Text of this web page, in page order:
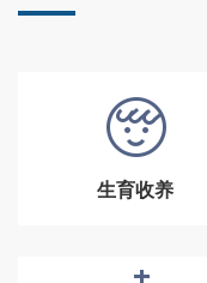
生育收养